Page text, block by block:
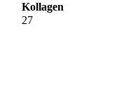
Kollagen
27